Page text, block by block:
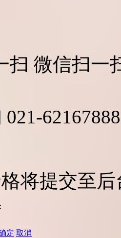
微信扫一
021-62167888
将提交至
定 取消